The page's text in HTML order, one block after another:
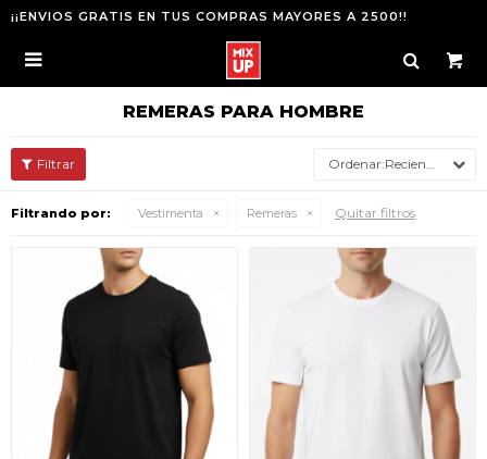
¡¡ENVIOS GRATIS EN TUS COMPRAS MAYORES A 2500!!

REMERAS PARA HOMBRE
Recientes
Filtrando por: Vestimenta Remeras Quitar filtros